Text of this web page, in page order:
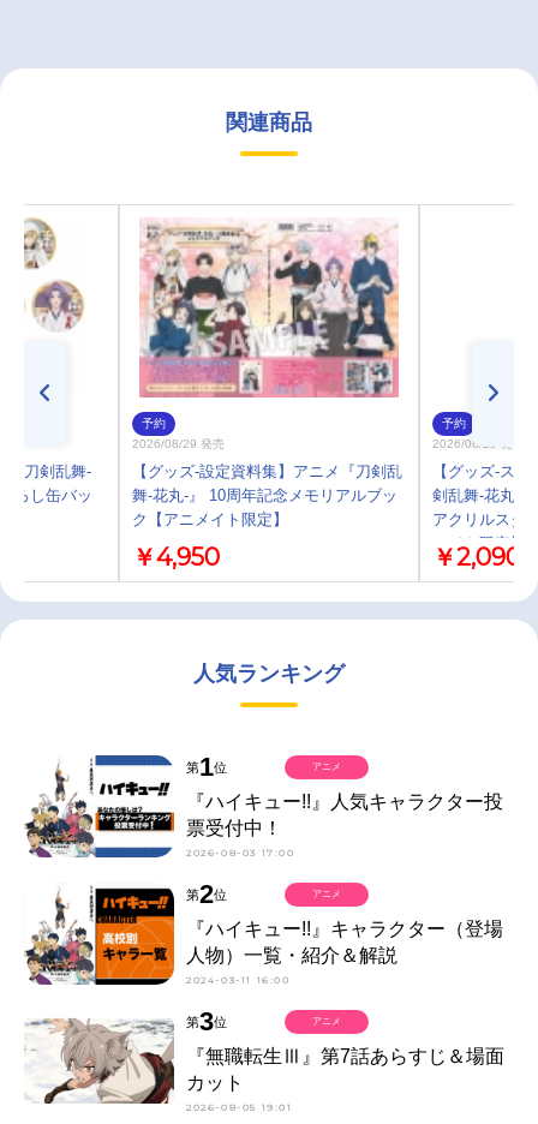
関連商品
『刀剣乱舞-
ろし缶バッ
予約
2026/08/29 発売
【グッズ-設定資料集】アニメ『刀剣乱
舞-花丸-』 10周年記念メモリアルブッ
ク【アニメイト限定】
￥4,950
予約
2026/08/29 発売
【グッズ-ス
剣乱舞-花丸-
アクリルスタ
メイト限定】
￥2,090
人気ランキング
第1位
『ハイキュー!!』人気キャラクター投
票受付中！
2026-08-03 17:00
アニメ
第2位
『ハイキュー!!』キャラクター（登場
人物）一覧・紹介＆解説
2024-03-11 16:00
アニメ
第3位
『無職転生Ⅲ』第7話あらすじ＆場面
カット
2026-08-05 19:01
アニメ